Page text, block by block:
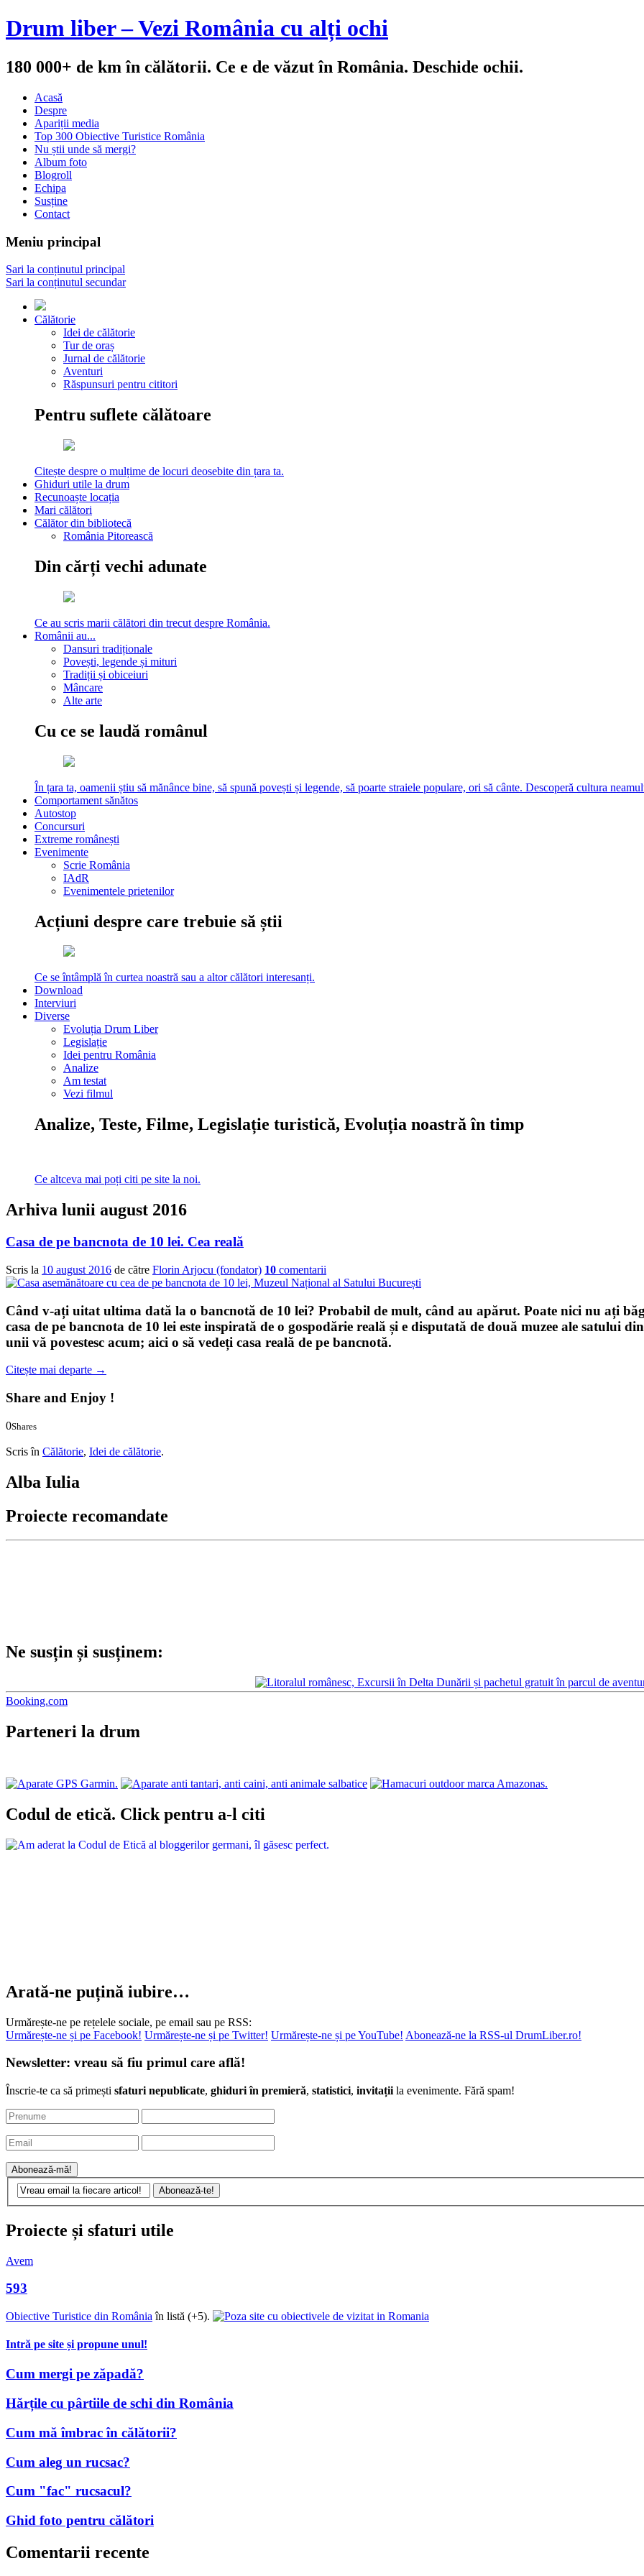
Drum liber – Vezi România cu alți ochi
180 000+ de km în călătorii. Ce e de văzut în România. Deschide ochii.
Acasă
Despre
Apariții media
Top 300 Obiective Turistice România
Nu știi unde să mergi?
Album foto
Blogroll
Echipa
Susține
Contact
Meniu principal
Sari la conținutul principal
Sari la conținutul secundar
Călătorie
Idei de călătorie
Tur de oraș
Jurnal de călătorie
Aventuri
Răspunsuri pentru cititori
Pentru suflete călătoare
Citește despre o mulțime de locuri deosebite din țara ta.
Ghiduri utile la drum
Recunoaște locația
Mari călători
Călător din bibliotecă
România Pitorească
Din cărți vechi adunate
Ce au scris marii călători din trecut despre România.
Românii au...
Dansuri tradiționale
Povești, legende și mituri
Tradiții și obiceiuri
Mâncare
Alte arte
Cu ce se laudă românul
În țara ta, oamenii știu să mănânce bine, să spună povești și legende, să poarte straiele populare, ori să cânte. Descoperă cultura
Comportament sănătos
Autostop
Concursuri
Extreme românești
Evenimente
Scrie România
IAdR
Evenimentele prietenilor
Acțiuni despre care trebuie să știi
Ce se întâmplă în curtea noastră sau a altor călători interesanți.
Download
Interviuri
Diverse
Evoluția Drum Liber
Legislație
Idei pentru România
Analize
Am testat
Vezi filmul
Analize, Teste, Filme, Legislație turistică, Evoluția noastră în timp
Ce altceva mai poți citi pe site la noi.
Arhiva lunii august 2016
Casa de pe bancnota de 10 lei. Cea reală
Scris la 10 august 2016 de către Florin Arjocu (fondator) 10 comentarii
Când v-ați uitat ultima dată la o bancnotă de 10 lei? Probabil de mult, când au apărut. Poate nici nu ați
casa de pe bancnota de 10 lei este inspirată de o gospodărie reală și e disputată de două muzee ale satului
unii vă povestesc acum; aici o să vedeți casa reală de pe bancnotă.
Citește mai departe →
Share and Enjoy !
0Shares
Scris în Călătorie, Idei de călătorie.
Alba Iulia
Proiecte recomandate
Ne susțin și susținem:
Booking.com
Parteneri la drum
Codul de etică. Click pentru a-l citi
Arată-ne puțină iubire…
Urmărește-ne pe rețelele sociale, pe email sau pe RSS:
Urmărește-ne și pe Facebook! Urmărește-ne și pe Twitter! Urmărește-ne și pe YouTube! Abonează-ne la RSS-ul DrumLiber.ro!
Newsletter: vreau să fiu primul care află!
Înscrie-te ca să primești sfaturi nepublicate, ghiduri în premieră, statistici, invitații la evenimente. Fără spam!
Proiecte și sfaturi utile
Avem
593
Obiective Turistice din România în listă (+5).
Intră pe site și propune unul!
Cum mergi pe zăpadă?
Hărțile cu pârtiile de schi din România
Cum mă îmbrac în călătorii?
Cum aleg un rucsac?
Cum "fac" rucsacul?
Ghid foto pentru călători
Comentarii recente